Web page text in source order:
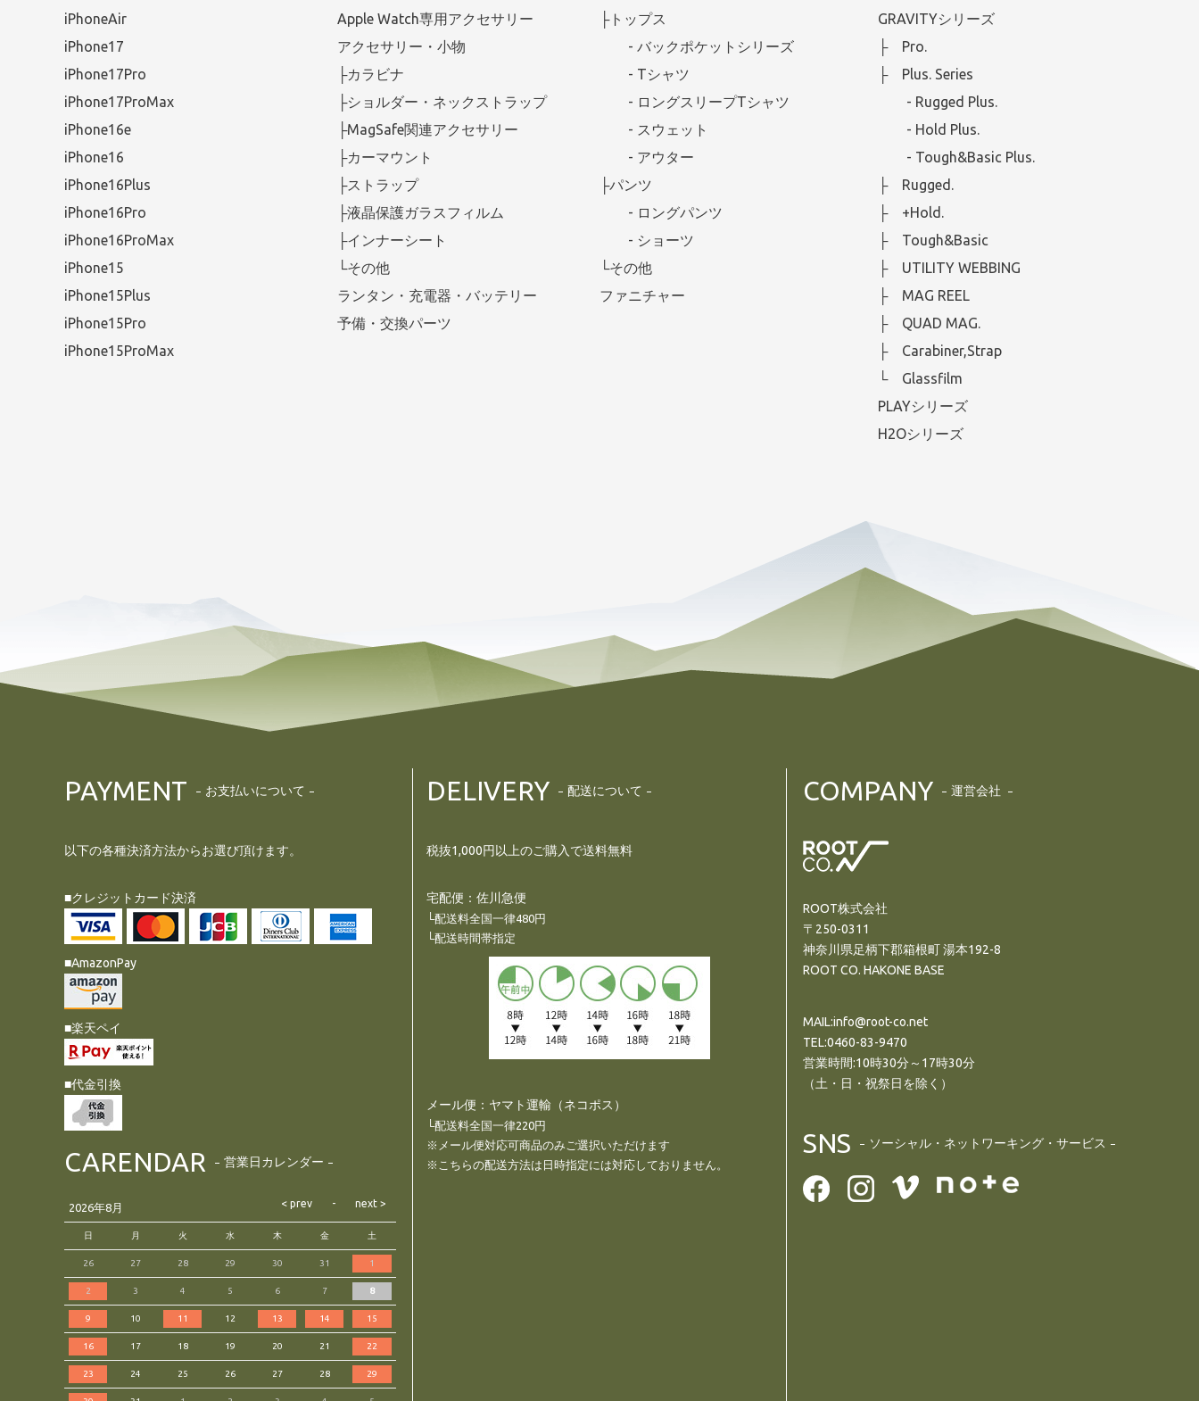
iPhoneAir
iPhone17
iPhone17Pro
iPhone17ProMax
iPhone16e
iPhone16
iPhone16Plus
iPhone16Pro
iPhone16ProMax
iPhone15
iPhone15Plus
iPhone15Pro
iPhone15ProMax
Apple Watch専用アクセサリー
アクセサリー・小物
├カラビナ
├ショルダー・ネックストラップ
├MagSafe関連アクセサリー
├カーマウント
├ストラップ
├液晶保護ガラスフィルム
├インナーシート
└その他
ランタン・充電器・バッテリー
予備・交換パーツ
├トップス
- バックポケットシリーズ
- Tシャツ
- ロングスリープTシャツ
- スウェット
- アウター
├パンツ
- ロングパンツ
- ショーツ
└その他
ファニチャー
GRAVITYシリーズ
├ Pro.
├ Plus. Series
- Rugged Plus.
- Hold Plus.
- Tough&Basic Plus.
├ Rugged.
├ +Hold.
├ Tough&Basic
├ UTILITY WEBBING
├ MAG REEL
├ QUAD MAG.
├ Carabiner,Strap
└ Glassfilm
PLAYシリーズ
H2Oシリーズ
PAYMENT お支払いについて
以下の各種決済方法からお選び頂けます。
■クレジットカード決済
■AmazonPay
■楽天ペイ
■代金引換
CARENDAR 営業日カレンダー
2026年8月
日 月 火 水 木 金 土
26 27 28 29 30 31 1
2 3 4 5 6 7 8
9 10 11 12 13 14 15
16 17 18 19 20 21 22
23 24 25 26 27 28 29
DELIVERY 配送について
税抜1,000円以上のご購入で送料無料
宅配便：佐川急便
└配送料全国一律480円
└配送時間帯指定
メール便：ヤマト運輸（ネコポス）
└配送料全国一律220円
※メール便対応可商品のみご選択いただけます
※こちらの配送方法は日時指定には対応しておりません。
COMPANY 運営会社
ROOT株式会社
〒250-0311
神奈川県足柄下郡箱根町 湯本192-8
ROOT CO. HAKONE BASE
MAIL:info@root-co.net
TEL:0460-83-9470
営業時間:10時30分～17時30分
（土・日・祝祭日を除く）
SNS ソーシャル・ネットワーキング・サービス